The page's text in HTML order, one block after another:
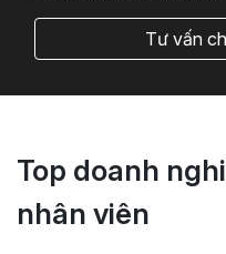
Tư vấn
Top doanh
nhân viên